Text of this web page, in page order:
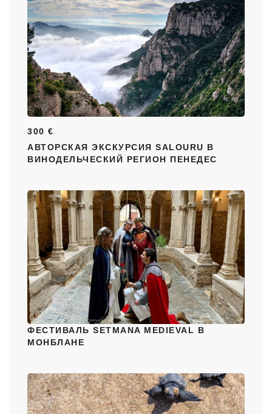
300 €
АВТОРСКАЯ ЭКСКУРСИЯ SALOURU В
ВИНОДЕЛЬЧЕСКИЙ РЕГИОН ПЕНЕДЕС
ФЕСТИВАЛЬ SETMANA MEDIEVAL В
МОНБЛАНЕ